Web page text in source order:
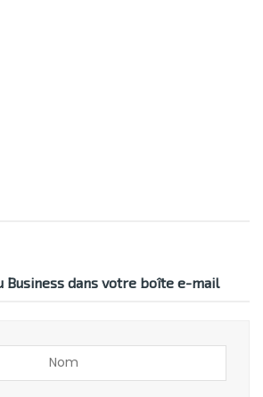
Business dans votre boîte e-mail